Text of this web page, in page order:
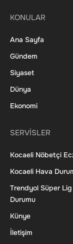
KONULAR
Ana Sayfa
Gündem
Siyaset
Dünya
Ekonomi
SERVİSLER
Kocaeli Nöbetçi
Kocaeli Hava
Trendyol Süper
Durumu
Künye
İletişim